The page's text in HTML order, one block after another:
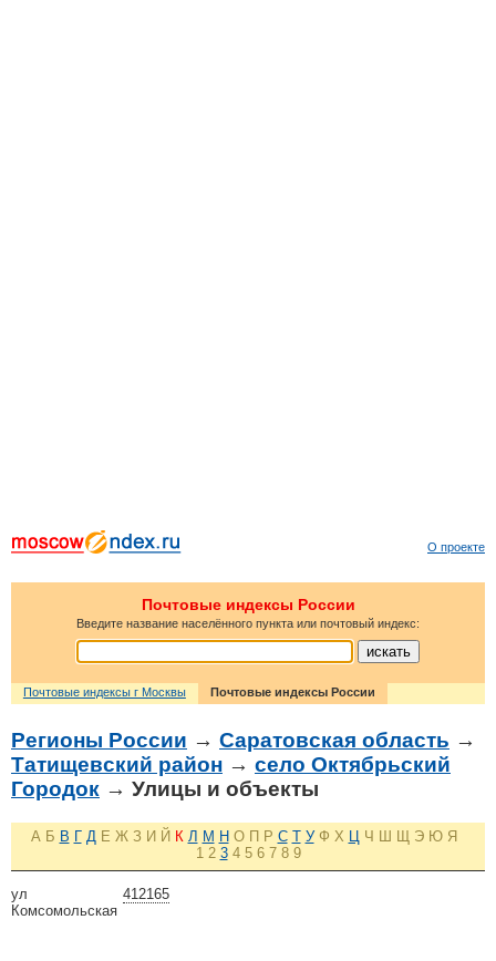
О проекте
Почтовые индексы России
Введите название населённого пункта или почтовый индекс:
Почтовые индексы г Москвы Почтовые индексы России
Регионы России → Саратовская область →
Татищевский район → село Октябрьский
Городок → Улицы и объекты
А Б В Г Д Е Ж З И Й К Л М Н О П Р С Т У Ф Х Ц Ч Ш Щ Э Ю Я
1 2 3 4 5 6 7 8 9
412165
ул
Комсомольская